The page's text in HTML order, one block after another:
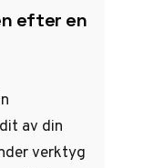
efter en
av din
verktyg